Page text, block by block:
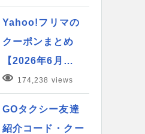
Yahoo!フリマの
クーポンまとめ
【2026年6月…
174,238 views
GOタクシー友達
紹介コード・クー